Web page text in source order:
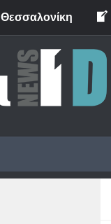
Θεσσαλονίκη